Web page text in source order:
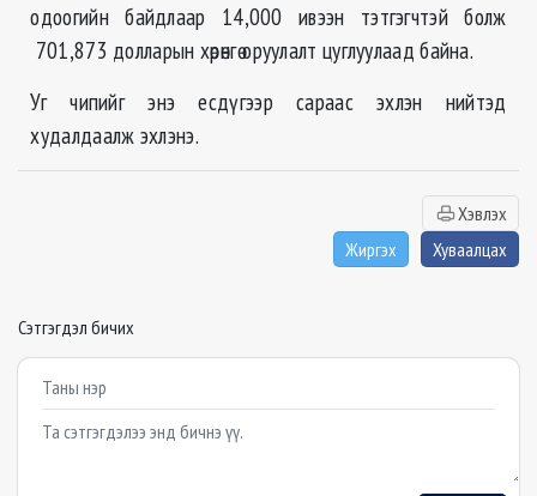
одоогийн байдлаар 14,000 ивээн тэтгэгчтэй болж
701,873 долларын хөрөнгө оруулалт цуглуулаад байна.
Угчипийгэнэ есдүгээр сараас эхлэн нийтэд
худалдаалж эхлэнэ.
Хэвлэх
Жиргэх
Хуваалцах
Сэтгэгдэл бичих
Example textarea